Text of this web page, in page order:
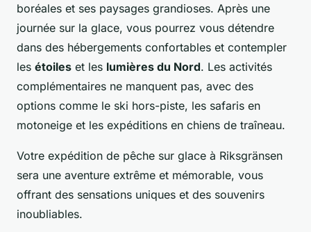
boréales et ses paysages grandioses. Après une
journée sur la glace, vous pourrez vous détendre
dans des hébergements confortables et contempler
les étoiles et les lumières du Nord. Les activités
complémentaires ne manquent pas, avec des
options comme le ski hors-piste, les safaris en
motoneige et les expéditions en chiens de traîneau.
Votre expédition de pêche sur glace à Riksgränsen
sera une aventure extrême et mémorable, vous
offrant des sensations uniques et des souvenirs
inoubliables.